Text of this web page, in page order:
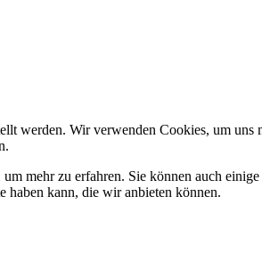
werden. Wir verwenden Cookies, um
mehr zu erfahren. Sie können auch
haben kann, die wir anbieten können.